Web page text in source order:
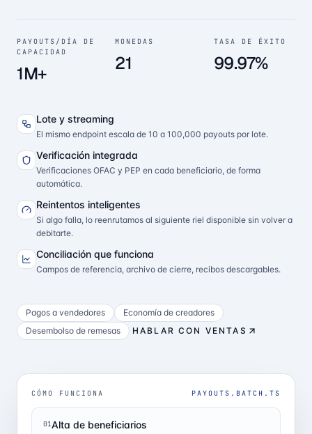
PAYOUTS/DÍA DE
CAPACIDAD
1M+
MONEDAS
21
TASA DE ÉXITO
99.97%
Lote y streaming
El mismo endpoint escala de 10 a 100,000 payouts por lote.
Verificación integrada
Verificaciones OFAC y PEP en cada beneficiario, de forma
automática.
Reintentos inteligentes
Si algo falla, lo reenrutamos al siguiente riel disponible sin volver a
debitarte.
Conciliación que funciona
Campos de referencia, archivo de cierre, recibos descargables.
Pagos a vendedores
Economía de creadores
Desembolso de remesas
HABLAR CON VENTAS
CÓMO FUNCIONA PAYOUTS.BATCH.TS
01Alta de beneficiarios